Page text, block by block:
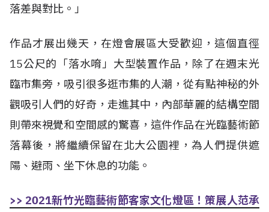
落差與對比。」
作品才展出幾天，在燈會展區大受歡迎，這個直徑
15公尺的「落水唷」大型裝置作品，除了在週末光
臨市集旁，吸引很多逛市集的人潮，從有點神秘的外
觀吸引人們的好奇，走進其中，內部華麗的結構空間
則帶來視覺和空間感的驚喜，這件作品在光臨藝術節
落幕後，將繼續保留在北大公園裡，為人們提供遮
陽、避雨、坐下休息的功能。
>> 2021新竹光臨藝術節客家文化燈區！策展人范承